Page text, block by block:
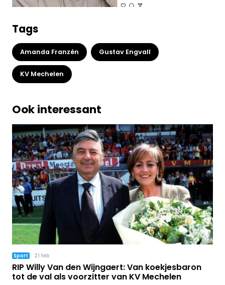
Tags
Amanda Franzén Gustav Engvall
KV Mechelen
Ook interessant
Sport 21 feb
RIP Willy Van den Wijngaert: Van koekjesbaron
tot de val als voorzitter van KV Mechelen